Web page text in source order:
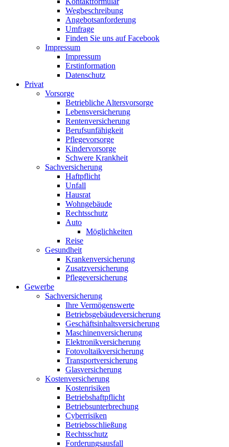
Wegbeschreibung
Angebotsanforderung
Umfrage
Finden Sie uns auf Facebook
Impressum
Impressum
Erstinformation
Datenschutz
Privat
Vorsorge
Betriebliche Altersvorsorge
Lebensversicherung
Rentenversicherung
Berufsunfähigkeit
Pflegevorsorge
Kindervorsorge
Schwere Krankheit
Sachversicherung
Haftpflicht
Unfall
Hausrat
Wohngebäude
Rechtsschutz
Auto
Möglichkeiten
Reise
Gesundheit
Krankenversicherung
Zusatzversicherung
Pflegeversicherung
Gewerbe
Sachversicherung
Ihre Vermögenswerte
Betriebsgebäudeversicherung
Geschäftsinhaltsversicherung
Maschinenversicherung
Elektronikversicherung
Fotovoltaikversicherung
Transportversicherung
Glasversicherung
Kostenversicherung
Kostenrisiken
Betriebshaftpflicht
Betriebsunterbrechung
Cyberrisiken
Betriebsschließung
Rechtsschutz
Forderungsausfall